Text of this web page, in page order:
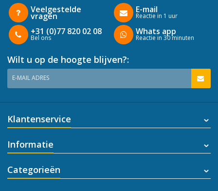
Veelgestelde
vragen
+31 (0)77 820 02 08
Bel ons
E-mail
Reactie in 1 uur
Whats app
Reactie in 30 minuten
Wilt u op de hoogte blijven?:
E-MAIL ADRES
Klantenservice
Informatie
Categorieën